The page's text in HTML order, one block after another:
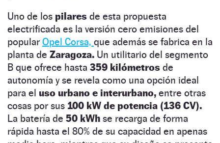
Uno de los pilares de esta propuesta
electrificada es la versión cero emisiones del
popular Opel Corsa, que además se fabrica en la
planta de Zaragoza. Un utilitario del segmento
B que ofrece hasta 359 kilómetros de
autonomía y se revela como una opción ideal
para el uso urbano e interurbano, entre otras
cosas por sus 100 kW de potencia (136 CV).
La batería de 50 kWh se recarga de forma
rápida hasta el 80% de su capacidad en apenas